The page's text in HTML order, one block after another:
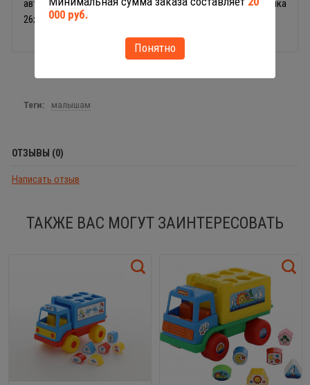
автомобиля можно мыть под водой. Размер грузовика
26х15х17 см.
Теги: малышам
ОТЗЫВЫ (0)
Написать отзыв
ТАКЖЕ ВАС МОГУТ ЗАИНТЕРЕСОВАТЬ
000 руб.
Понятно